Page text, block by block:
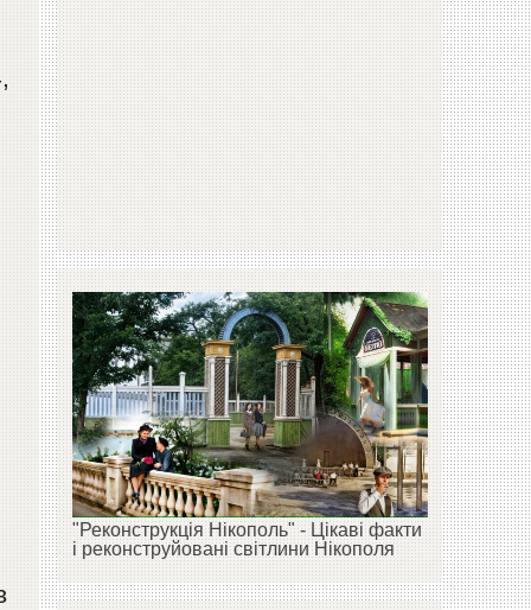
"Реконструкція Нікополь" - Цікаві факти
і реконструйовані світлини Нікополя